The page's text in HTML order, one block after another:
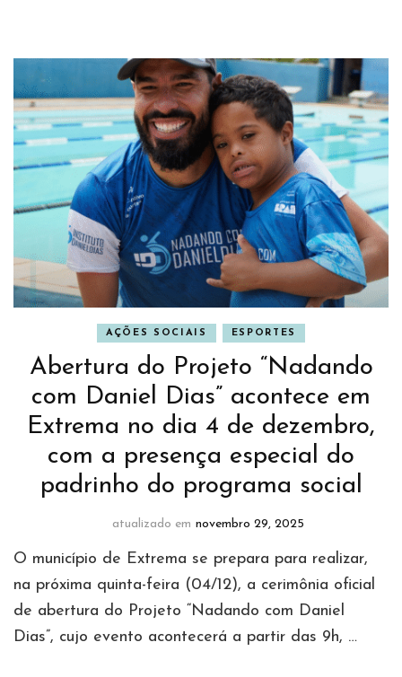
AÇÕES SOCIAIS ESPORTES
Abertura do Projeto “Nadando
com Daniel Dias” acontece em
Extrema no dia 4 de dezembro,
com a presença especial do
padrinho do programa social
atualizado em novembro 29, 2025
O município de Extrema se prepara para realizar,
na próxima quinta-feira (04/12), a cerimônia oficial
de abertura do Projeto “Nadando com Daniel
Dias”, cujo evento acontecerá a partir das 9h, …